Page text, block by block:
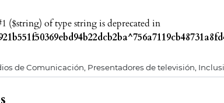
($string) of type string is deprecated in